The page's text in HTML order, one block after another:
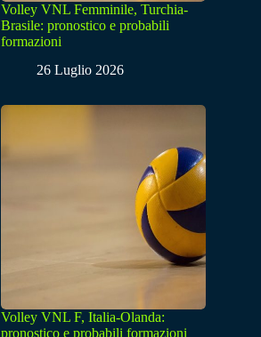
Volley VNL Femminile, Turchia-
Brasile: pronostico e probabili
formazioni
26 Luglio 2026
Volley VNL F, Italia-Olanda:
pronostico e probabili formazioni